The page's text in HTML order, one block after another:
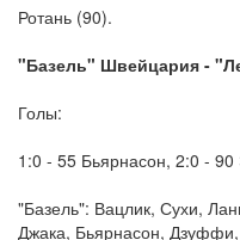
Ротань (90).
"Базель" Швейцария -
Голы:
1:0 - 55 Бьярнасон, 2:0 -
"Базель": Вацлик, Сухи,
Джака, Бьярнасон,